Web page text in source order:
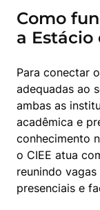
Como
a Estácio
Para conectar
adequadas ao
ambas as
acadêmica e
conhecimento
o CIEE atua
reunindo
presenciais e